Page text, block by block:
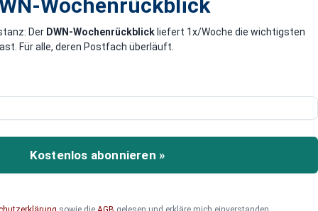
massiv an
Plan für den
der Mitgliedstaaten
Wochenrückblick
Der DWN-Wochenrückblick liefert 1x/Woche die wichtigsten
Für alle, deren Postfach überläuft.
Kostenlos abonnieren »